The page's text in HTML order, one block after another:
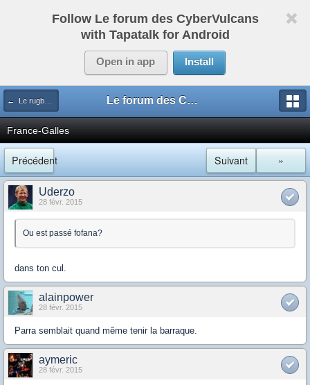
Follow Le forum des CyberVulcans
with Tapatalk for Android
Open in app Install
← Le rugby international Le forum des CyberVulcans
France-Galles
Précédent »
Suivant
Uderzo
28 févr. 2015
Ou est passé fofana?
dans ton cul.
alainpower
28 févr. 2015
Parra semblait quand même tenir la barraque.
aymeric
28 févr. 2015